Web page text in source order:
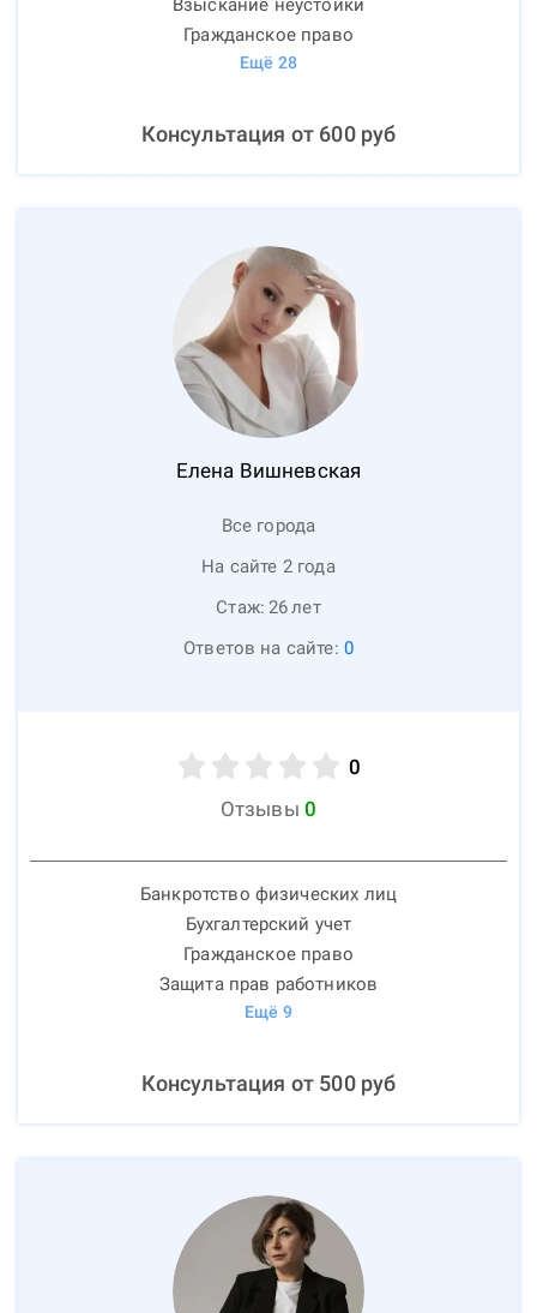
Взыскание неустойки
Гражданское право
Ещё 28
Консультация от 600руб
Елена Вишневская
Все города
На сайте 2 года
Стаж: 26лет
Ответов на сайте: 0
0
Отзывы 0
Банкротство физических лиц
Бухгалтерский учет
Гражданское право
Защита прав работников
Ещё 9
Консультация от 500руб